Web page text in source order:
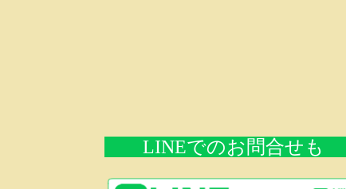
LINEでのお問合せも